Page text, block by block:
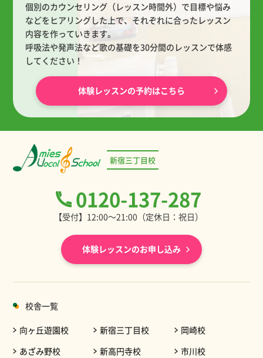
個別のカウンセリング（レッスン時間外）で目標や悩み
などをヒアリングした上で、 それぞれに合ったレッスン
内容を作っていきます。
呼吸法や発声法など歌の基礎を30分間のレッスンで体感
してください！
体験レッスンの予約はこちら
新宿三丁目校
0120-137-287
【受付】12:00～21:00（定休日：祝日）
体験レッスンのお申し込み
校舎一覧
向ヶ丘遊園校
あざみ野校
新宿三丁目校
新高円寺校
岡崎校
市川校